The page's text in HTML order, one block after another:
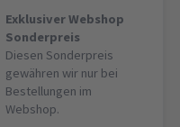
Exklusiver Webshop
Sonderpreis
Diesen Sonderpreis
gewähren wir nur bei
Bestellungen im
Webshop.